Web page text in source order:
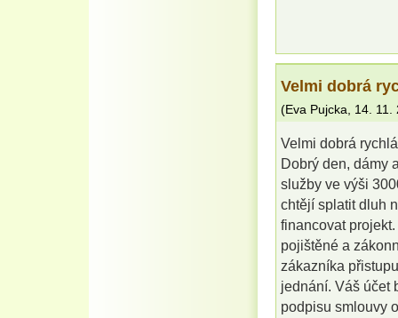
Velmi dobrá
(Eva Pujcka 14. 11.
Velmi dobrá
Dobrý den, dámy
služby ve výši
chtějí splatit dluh
financovat
pojištěné a
zákazníka
jednání. Váš účet
podpisu smlouvy